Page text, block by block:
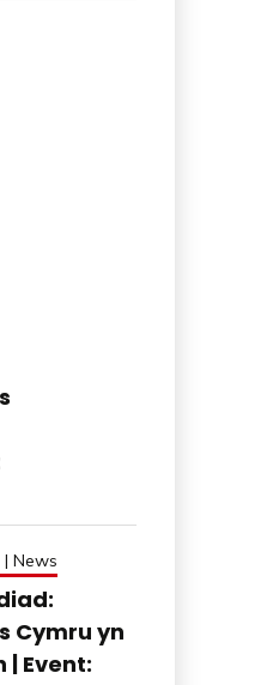
News
Cymru yn
| Event: